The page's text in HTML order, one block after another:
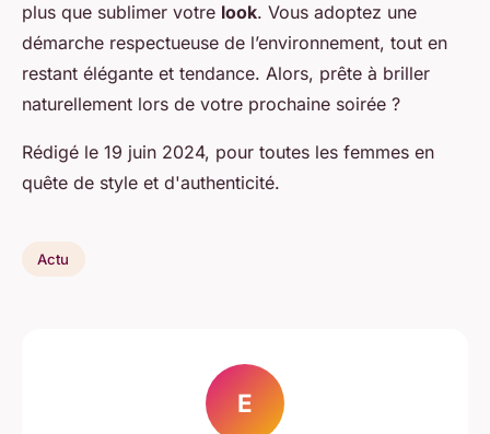
plus que sublimer votre look. Vous adoptez une
démarche respectueuse de l’environnement, tout en
restant élégante et tendance. Alors, prête à briller
naturellement lors de votre prochaine soirée ?
Rédigé le 19 juin 2024, pour toutes les femmes en
quête de style et d'authenticité.
Actu
E